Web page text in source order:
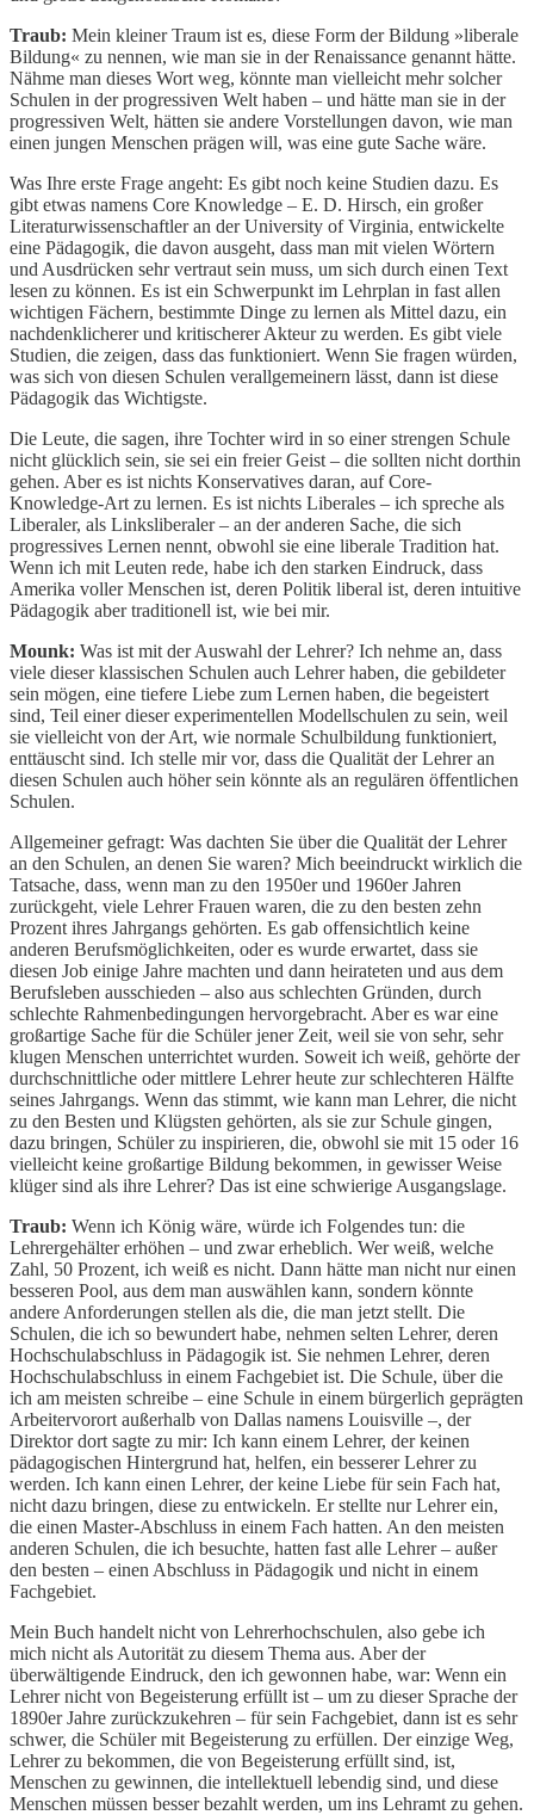
Traub: Mein kleiner Traum ist es, diese Form der Bildung »liberale
Bildung« zu nennen, wie man sie in der Renaissance genannt hätte.
Nähme man dieses Wort weg, könnte man vielleicht mehr solcher
Schulen in der progressiven Welt haben – und hätte man sie in der
progressiven Welt, hätten sie andere Vorstellungen davon, wie man
einen jungen Menschen prägen will, was eine gute Sache wäre.
Was Ihre erste Frage angeht: Es gibt noch keine Studien dazu. Es
gibt etwas namens Core Knowledge – E. D. Hirsch, ein großer
Literaturwissenschaftler an der University of Virginia, entwickelte
eine Pädagogik, die davon ausgeht, dass man mit vielen Wörtern
und Ausdrücken sehr vertraut sein muss, um sich durch einen Text
lesen zu können. Es ist ein Schwerpunkt im Lehrplan in fast allen
wichtigen Fächern, bestimmte Dinge zu lernen als Mittel dazu, ein
nachdenklicherer und kritischerer Akteur zu werden. Es gibt viele
Studien, die zeigen, dass das funktioniert. Wenn Sie fragen würden,
was sich von diesen Schulen verallgemeinern lässt, dann ist diese
Pädagogik das Wichtigste.
Die Leute, die sagen, ihre Tochter wird in so einer strengen Schule
nicht glücklich sein, sie sei ein freier Geist – die sollten nicht dorthin
gehen. Aber es ist nichts Konservatives daran, auf Core-
Knowledge-Art zu lernen. Es ist nichts Liberales – ich spreche als
Liberaler, als Linksliberaler – an der anderen Sache, die sich
progressives Lernen nennt, obwohl sie eine liberale Tradition hat.
Wenn ich mit Leuten rede, habe ich den starken Eindruck, dass
Amerika voller Menschen ist, deren Politik liberal ist, deren intuitive
Pädagogik aber traditionell ist, wie bei mir.
Mounk: Was ist mit der Auswahl der Lehrer? Ich nehme an, dass
viele dieser klassischen Schulen auch Lehrer haben, die gebildeter
sein mögen, eine tiefere Liebe zum Lernen haben, die begeistert
sind, Teil einer dieser experimentellen Modellschulen zu sein, weil
sie vielleicht von der Art, wie normale Schulbildung funktioniert,
enttäuscht sind. Ich stelle mir vor, dass die Qualität der Lehrer an
diesen Schulen auch höher sein könnte als an regulären öffentlichen
Schulen.
Allgemeiner gefragt: Was dachten Sie über die Qualität der Lehrer
an den Schulen, an denen Sie waren? Mich beeindruckt wirklich die
Tatsache, dass, wenn man zu den 1950er und 1960er Jahren
zurückgeht, viele Lehrer Frauen waren, die zu den besten zehn
Prozent ihres Jahrgangs gehörten. Es gab offensichtlich keine
anderen Berufsmöglichkeiten, oder es wurde erwartet, dass sie
diesen Job einige Jahre machten und dann heirateten und aus dem
Berufsleben ausschieden – also aus schlechten Gründen, durch
schlechte Rahmenbedingungen hervorgebracht. Aber es war eine
großartige Sache für die Schüler jener Zeit, weil sie von sehr, sehr
klugen Menschen unterrichtet wurden. Soweit ich weiß, gehörte der
durchschnittliche oder mittlere Lehrer heute zur schlechteren Hälfte
seines Jahrgangs. Wenn das stimmt, wie kann man Lehrer, die nicht
zu den Besten und Klügsten gehörten, als sie zur Schule gingen,
dazu bringen, Schüler zu inspirieren, die, obwohl sie mit 15 oder 16
vielleicht keine großartige Bildung bekommen, in gewisser Weise
klüger sind als ihre Lehrer? Das ist eine schwierige Ausgangslage.
Traub: Wenn ich König wäre, würde ich Folgendes tun: die
Lehrergehälter erhöhen – und zwar erheblich. Wer weiß, welche
Zahl, 50 Prozent, ich weiß es nicht. Dann hätte man nicht nur einen
besseren Pool, aus dem man auswählen kann, sondern könnte
andere Anforderungen stellen als die, die man jetzt stellt. Die
Schulen, die ich so bewundert habe, nehmen selten Lehrer, deren
Hochschulabschluss in Pädagogik ist. Sie nehmen Lehrer, deren
Hochschulabschluss in einem Fachgebiet ist. Die Schule, über die
ich am meisten schreibe – eine Schule in einem bürgerlich geprägten
Arbeitervorort außerhalb von Dallas namens Louisville –, der
Direktor dort sagte zu mir: Ich kann einem Lehrer, der keinen
pädagogischen Hintergrund hat, helfen, ein besserer Lehrer zu
werden. Ich kann einen Lehrer, der keine Liebe für sein Fach hat,
nicht dazu bringen, diese zu entwickeln. Er stellte nur Lehrer ein,
die einen Master-Abschluss in einem Fach hatten. An den meisten
anderen Schulen, die ich besuchte, hatten fast alle Lehrer – außer
den besten – einen Abschluss in Pädagogik und nicht in einem
Fachgebiet.
Mein Buch handelt nicht von Lehrerhochschulen, also gebe ich
mich nicht als Autorität zu diesem Thema aus. Aber der
überwältigende Eindruck, den ich gewonnen habe, war: Wenn ein
Lehrer nicht von Begeisterung erfüllt ist – um zu dieser Sprache der
1890er Jahre zurückzukehren – für sein Fachgebiet, dann ist es sehr
schwer, die Schüler mit Begeisterung zu erfüllen. Der einzige Weg,
Lehrer zu bekommen, die von Begeisterung erfüllt sind, ist,
Menschen zu gewinnen, die intellektuell lebendig sind, und diese
Menschen müssen besser bezahlt werden, um ins Lehramt zu gehen.